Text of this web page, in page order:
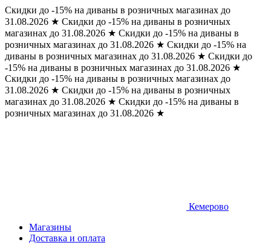
Скидки до -15% на диваны в розничных магазинах до
31.08.2026 ★ Скидки до -15% на диваны в розничных
магазинах до 31.08.2026 ★ Скидки до -15% на диваны в
розничных магазинах до 31.08.2026 ★ Скидки до -15% на
диваны в розничных магазинах до 31.08.2026 ★ Скидки до
-15% на диваны в розничных магазинах до 31.08.2026 ★
Скидки до -15% на диваны в розничных магазинах до
31.08.2026 ★ Скидки до -15% на диваны в розничных
магазинах до 31.08.2026 ★ Скидки до -15% на диваны в
розничных магазинах до 31.08.2026 ★
Кемерово
Магазины
Доставка и оплата